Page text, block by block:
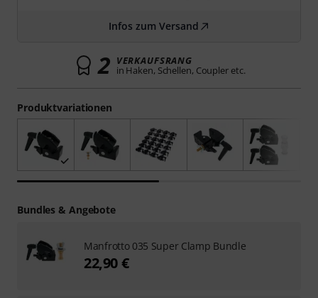
Produktvariationen
Infos zum Versand
2 VERKAUFSRANG
in Haken, Schellen, Coupler etc.
Bundles & Angebote
Manfrotto 035 Super Clamp Bundle
22,90 €